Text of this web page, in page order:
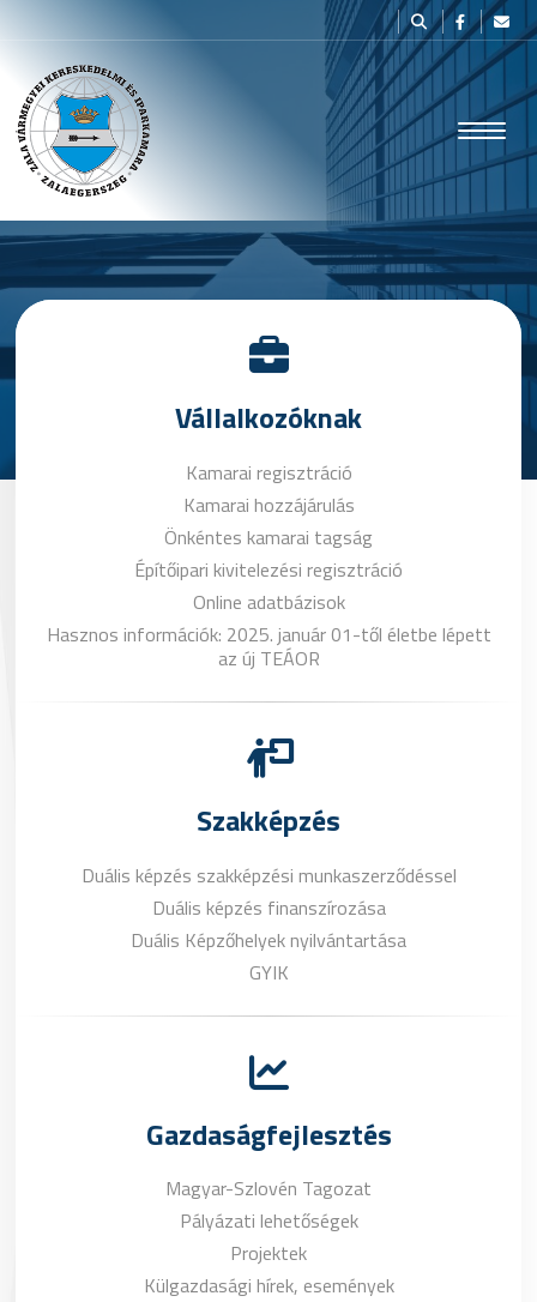
Vállalkozóknak
Kamarai regisztráció
Kamarai hozzájárulás
Önkéntes kamarai tagság
Építőipari kivitelezési regisztráció
Online adatbázisok
Hasznos információk: 2025. január 01-től életbe lépett
az új TEÁOR
Szakképzés
Duális képzés szakképzési munkaszerződéssel
Duális képzés finanszírozása
Duális Képzőhelyek nyilvántartása
GYIK
Gazdaságfejlesztés
Magyar-Szlovén Tagozat
Pályázati lehetőségek
Projektek
Külgazdasági hírek, események